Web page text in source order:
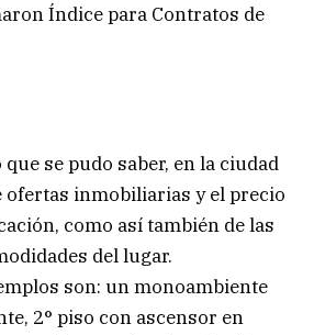
Índice para Contratos de
se pudo saber, en la ciudad
ofertas inmobiliarias y el precio
como así también de las
del lugar.
son: un monoambiente
2° piso con ascensor en